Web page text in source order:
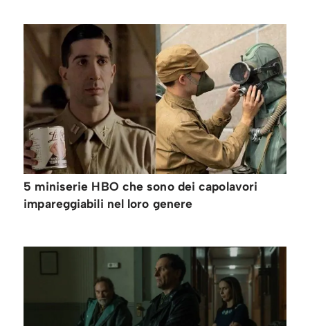
5 miniserie HBO che sono dei capolavori
impareggiabili nel loro genere